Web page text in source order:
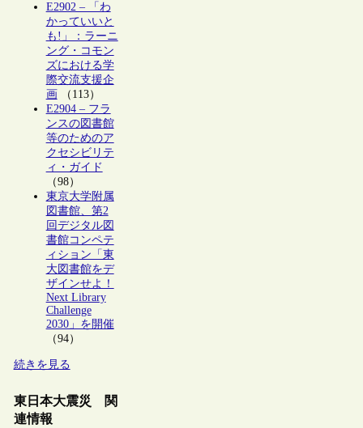
E2902 – 「わ
かっていいと
も!」：ラーニ
ング・コモン
ズにおける学
際交流支援企
画 （113）
E2904 – フラ
ンスの図書館
等のためのア
クセシビリテ
ィ・ガイド
（98）
東京大学附属
図書館、第2
回デジタル図
書館コンペテ
ィション「東
大図書館をデ
ザインせよ！
Next Library
Challenge
2030」を開催
（94）
続きを見る
東日本大震災 関
連情報